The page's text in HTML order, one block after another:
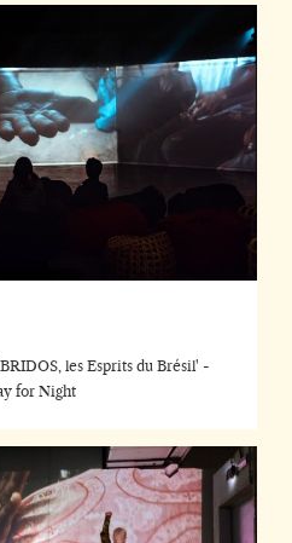
les Esprits du Brésil' -
for Night